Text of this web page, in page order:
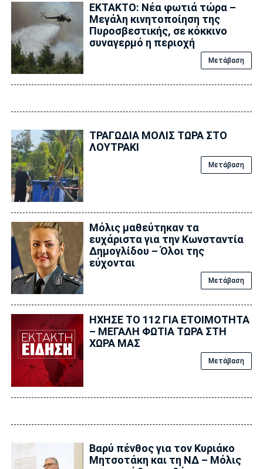
ΕΚΤΑΚΤΟ: Νέα φωτιά τώρα –
Μεγάλη κινητοποίηση της
Πυροσβεστικής, σε κόκκινο
συναγερμό η περιοχή
Μετάβαση
ΤΡΑΓΩΔΙΑ ΜΟΛΙΣ ΤΩΡΑ ΣΤΟ
ΛΟΥΤΡΑΚΙ
Μετάβαση
Μόλις μαθεύτηκαν τα
ευχάριστα για την Κωνσταντία
Δημογλίδου – Όλοι της
εύχονται
Μετάβαση
ΗΧΗΣΕ ΤΟ 112 ΓΙΑ ΕΤΟΙΜΟΤΗΤΑ
– ΜΕΓΑΛΗ ΦΩΤΙΑ ΤΩΡΑ ΣΤΗ
ΧΩΡΑ ΜΑΣ
Μετάβαση
Βαρύ πένθος για τον Κυριάκο
Μητσοτάκη και τη ΝΔ – Μόλις